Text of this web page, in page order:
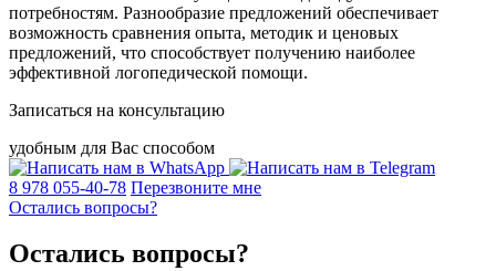
потребностям. Разнообразие предложений обеспечивает
возможность сравнения опыта, методик и ценовых
предложений, что способствует получению наиболее
эффективной логопедической помощи.
Записаться на консультацию
удобным для Вас способом
8 978 055-40-78 Перезвоните мне
Остались вопросы?
Остались вопросы?